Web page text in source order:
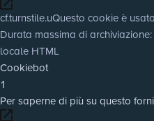
cf.turnstile.uQuesto cookie è
Durata massima di archiviazione
locale HTML
Cookiebot
1
Per saperne di più su questo